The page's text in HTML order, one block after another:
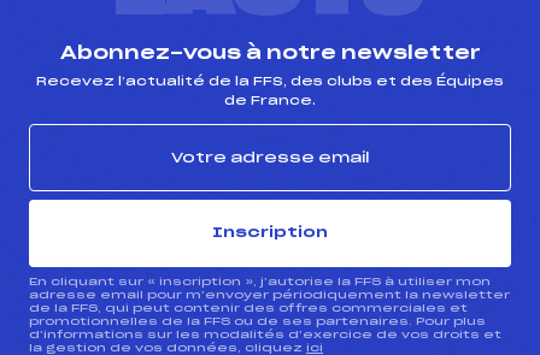
Abonnez-vous à notre newsletter
Recevez l’actualité de la FFS, des clubs et des Équipes
de France.
Inscription
En cliquant sur « inscription », j’autorise la FFS à utiliser mon
adresse email pour m’envoyer périodiquement la newsletter
de la FFS, qui peut contenir des offres commerciales et
promotionnelles de la FFS ou de ses partenaires. Pour plus
d’informations sur les modalités d’exercice de vos droits et
la gestion de vos données, cliquez ici